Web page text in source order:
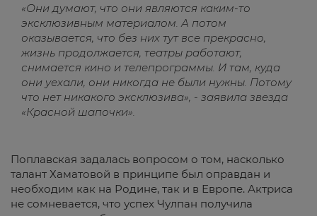
«Они думают, что они являются каким-то
эксклюзивным материалом. А потом
оказывается, что без них тут все прекрасно,
жизнь продолжается, театры работают,
снимается кино и телепрограммы. И там, куда
они уехали, они никогда не были нужны. Потому
что нет никакого эксклюзива», - заявила звезда
«Красной шапочки».
Поплавская задалась вопросом о том, насколько
талант Хаматовой в принципе был оправдан и
необходим как на Родине, так и в Европе. Актриса
не сомневается, что успех Чулпан получила